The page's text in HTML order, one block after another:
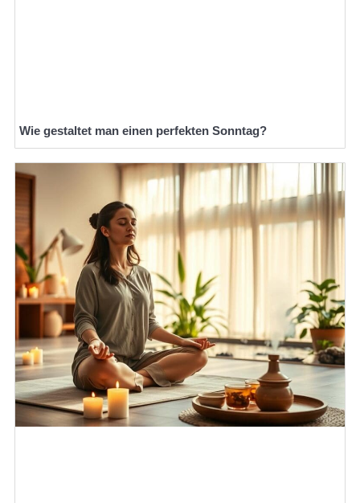
Wie gestaltet man einen perfekten Sonntag?